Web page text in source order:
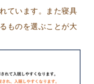
ています。また寝具
ものを選ぶことが大